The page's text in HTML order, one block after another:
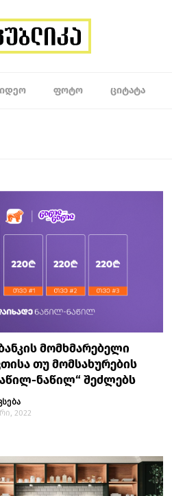
ᲤᲝᲢᲝ ᲪᲘᲢᲐᲢᲐ
მომხმარებელი
თუ მომსახურების
ნაწილ“ შეძლებს
2022